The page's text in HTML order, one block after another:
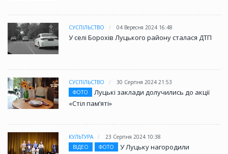
СУСПІЛЬСТВО 04 Вересня 2024 16:48
У селі Борохів Луцького району сталася ДТП
СУСПІЛЬСТВО
30 Серпня 2024 21:53
ФОТО
Луцькі заклади долучились до акції
«Стіл памʼяті»
КУЛЬТУРА
23 Серпня 2024 10:38
ВІДЕО
ФОТО
У Луцьку нагородили